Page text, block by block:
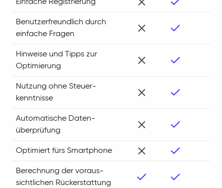
Einfache Regis­trierung
Benutzer­freundlich durch
einfache Fragen
Hinweise und Tipps zur
Optimierung
Nutzung ohne Steuer­
kenntnisse
Auto­matische Daten­
überprüfung
Optimiert fürs Smartphone
Berechnung der voraus­
sichtlichen Rück­erstattung